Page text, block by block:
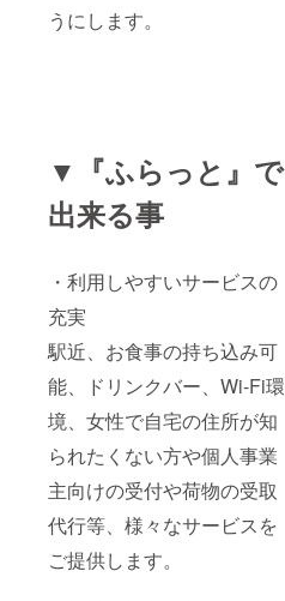
うにします。
▼『ふらっと』で
出来る事
・利用しやすいサービスの
充実
駅近、お食事の持ち込み可
能、ドリンクバー、Wi-Fi環
境、女性で自宅の住所が知
られたくない方や個人事業
主向けの受付や荷物の受取
代行等、様々なサービスを
ご提供します。